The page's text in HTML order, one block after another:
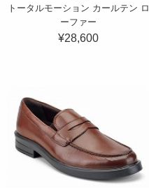
トータルモーション カールテン ロ
ーファー
¥28,600